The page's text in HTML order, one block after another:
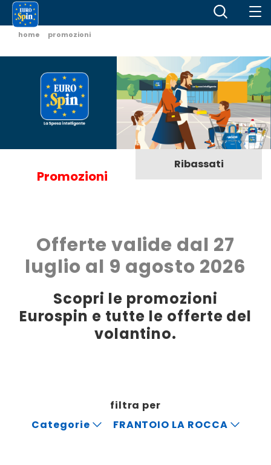
home promozioni
Promozioni
Ribassati
Offerte valide dal 27
luglio al 9 agosto 2026
Scopri le promozioni
Eurospin e tutte le offerte del
volantino.
filtra per
Categorie
FRANTOIO LA ROCCA